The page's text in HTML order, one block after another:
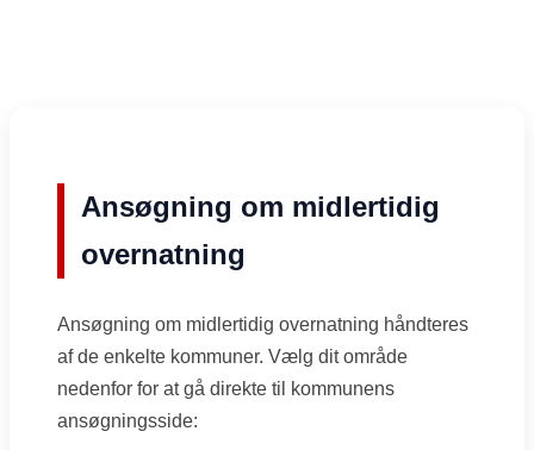
Ansøgning om midlertidig
overnatning
Ansøgning om midlertidig overnatning håndteres
af de enkelte kommuner. Vælg dit område
nedenfor for at gå direkte til kommunens
ansøgningsside: